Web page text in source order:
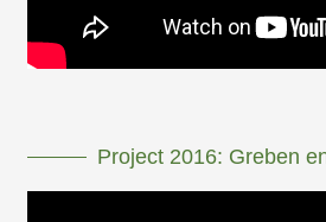
Project 2016: Greben